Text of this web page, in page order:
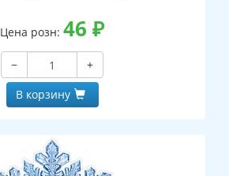
Цена розн: 46 ₽
−
+
В корзину